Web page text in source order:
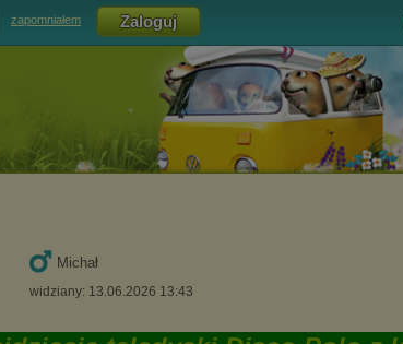
zapomniałem
Michał
widziany: 13.06.2026 13:43